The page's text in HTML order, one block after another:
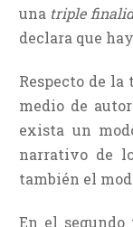
una triple
declara que hay
Respecto de
medio de
exista un
narrativo de
también el
En el segundo